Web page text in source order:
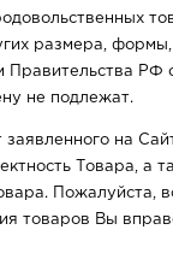
размера,
РФ
не подлежат.
на
Товара, а
Пожалуйста,
товаров Вы